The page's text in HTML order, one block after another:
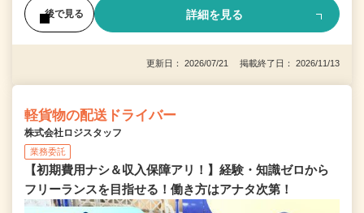
後で見る 詳細を見る
更新日： 2026/07/21 掲載終了日： 2026/11/13
軽貨物の配送ドライバー
株式会社ロジスタッフ
業務委託
【初期費用ナシ＆収入保障アリ！】経験・知識ゼロから
フリーランスを目指せる！働き方はアナタ次第！